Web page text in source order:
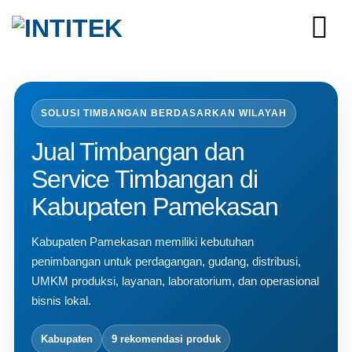
SOLUSI TIMBANGAN BERDASARKAN WILAYAH
Jual Timbangan dan
Service Timbangan di
Kabupaten Pamekasan
Kabupaten Pamekasan memiliki kebutuhan
penimbangan untuk perdagangan, gudang, distribusi,
UMKM produksi, layanan, laboratorium, dan operasional
bisnis lokal.
Kabupaten 9 rekomendasi produk